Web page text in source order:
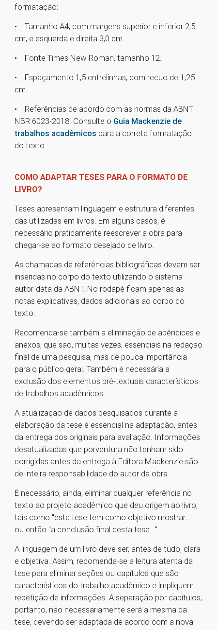
formatação:
• Tamanho A4, com margens superior e inferior 2,5
cm, e esquerda e direita 3,0 cm.
• Fonte Times New Roman, tamanho 12.
• Espaçamento 1,5 entrelinhas, com recuo de 1,25
cm.
• Referências de acordo com as normas da ABNT
NBR 6023-2018. Consulte o Guia Mackenzie de
trabalhos acadêmicos para a correta formatação
do texto.
COMO ADAPTAR TESES PARA O FORMATO DE
LIVRO?
Teses apresentam linguagem e estrutura diferentes
das utilizadas em livros. Em alguns casos, é
necessário praticamente reescrever a obra para
chegar-se ao formato desejado de livro.
As chamadas de referências bibliográficas devem ser
inseridas no corpo do texto utilizando o sistema
autor-data da ABNT. No rodapé ficam apenas as
notas explicativas, dados adicionais ao corpo do
texto.
Recomenda-se também a eliminação de apêndices e
anexos, que são, muitas vezes, essenciais na redação
final de uma pesquisa, mas de pouca importância
para o público geral. Também é necessária a
exclusão dos elementos pré-textuais característicos
de trabalhos acadêmicos.
A atualização de dados pesquisados durante a
elaboração da tese é essencial na adaptação, antes
da entrega dos originais para avaliação. Informações
desatualizadas que porventura não tenham sido
corrigidas antes da entrega à Editora Mackenzie são
de inteira responsabilidade do autor da obra.
É necessário, ainda, eliminar qualquer referência no
texto ao projeto acadêmico que deu origem ao livro,
tais como "esta tese tem como objetivo mostrar..."
ou então "a conclusão final desta tese...".
A linguagem de um livro deve ser, antes de tudo, clara
e objetiva. Assim, recomenda-se a leitura atenta da
tese para eliminar seções ou capítulos que são
característicos do trabalho acadêmico e impliquem
repetição de informações. A separação por capítulos,
portanto, não necessariamente será a mesma da
tese, devendo ser adaptada de acordo com a nova